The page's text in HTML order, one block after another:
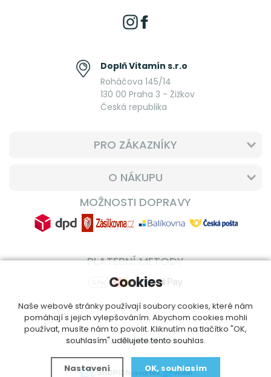
Doplň Vitamín s.r.o
Roháčova 145/14
130 00 Praha 3 - Žižkov
Česká republika
PRO ZÁKAZNÍKY
O NÁKUPU
MOŽNOSTI DOPRAVY
PLATEBNÍ METODY
© 2014 - 2026DoplnVitamin.cz
Cookies
Naše webové stránky používají soubory cookies, které nám
pomáhají s jejich vylepšováním. Abychom cookies mohli
používat, musíte nám to povolit. Kliknutím na tlačítko "OK,
souhlasím" udělujete tento souhlas.
Nastavení OK, souhlasím